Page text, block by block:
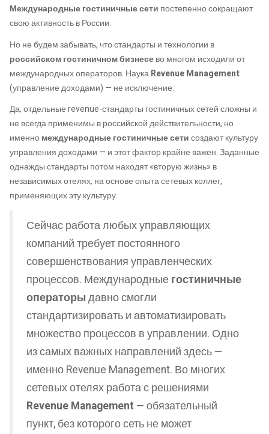
Международные гостиничные сети постепенно сокращают
свою активность в России.
Но не будем забывать, что стандарты и технологии в
российском гостиничном бизнесево многом исходили от
международных операторов. НаукаRevenue Management
(управление доходами) — не исключение.
Да, отдельные revenue-стандарты гостиничных сетей сложны и
не всегда применимы в российской действительности, но
именномеждународные гостиничные сетисоздают культуру
управления доходами — и этот фактор крайне важен. Заданные
однажды стандарты потом находят «вторую жизнь» в
независимых отелях, на основе опыта сетевых коллег,
применяющих эту культуру.
Сейчас работа любых управляющих
компаний требует постоянного
совершенствования управленческих
процессов. Международные гостиничные
операторы давно смогли
стандартизировать и автоматизировать
множество процессов в управлении. Одно
из самых важных направлений здесь —
именно Revenue Management. Во многих
сетевых отелях работа с решениями
Revenue Management — обязательный
пункт, без которого сеть не может